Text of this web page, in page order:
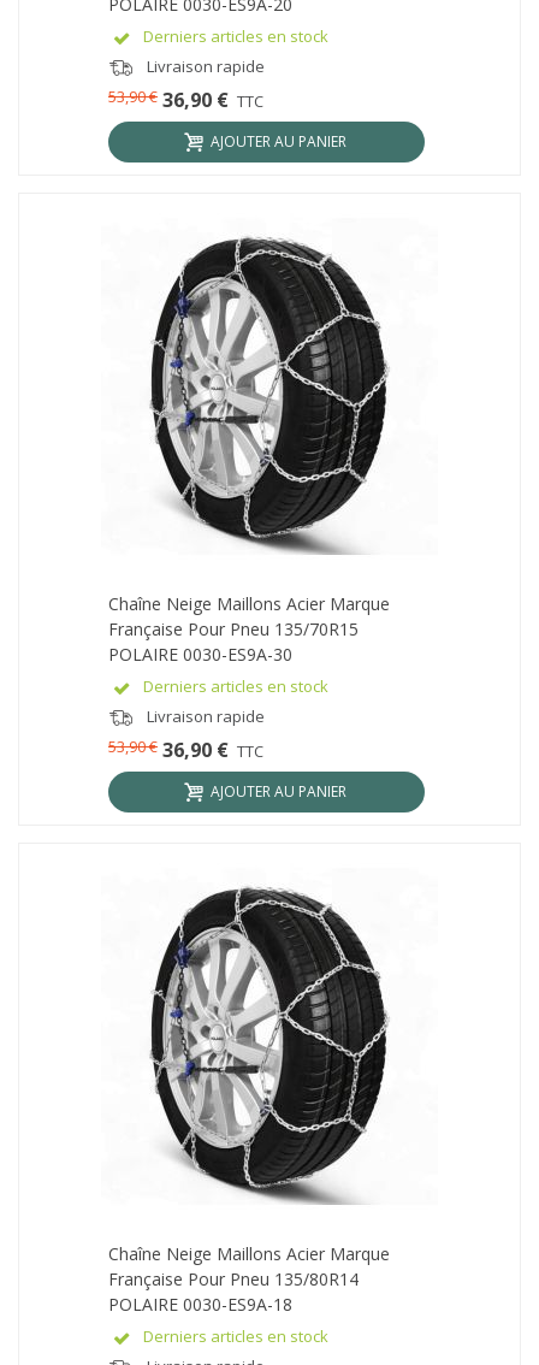
Derniers articles en stock
Livraison rapide
36,90 € TTC
53,90 €
AJOUTER AU PANIER
Chaîne Neige Maillons Acier Marque
Française Pour Pneu 135/70R15
POLAIRE 0030-ES9A-30
Derniers articles en stock
Livraison rapide
36,90 € TTC
53,90 €
AJOUTER AU PANIER
Chaîne Neige Maillons Acier Marque
Française Pour Pneu 135/80R14
POLAIRE 0030-ES9A-18
Derniers articles en stock